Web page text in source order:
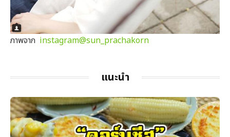
ภาพจาก instagram@sun_prachakorn
แนะนำ